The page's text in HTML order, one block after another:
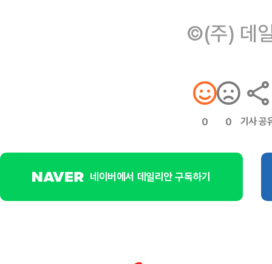
©(주) 데
0 0 기사 공
네이버에서 데일리안 구독하기